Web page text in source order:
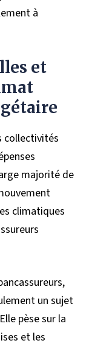
à
et
collectivités
majorité de
climatiques
un sujet
pèse sur la
et les